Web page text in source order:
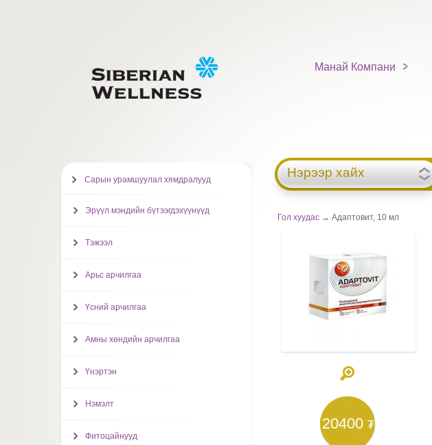
Манай Компани
Нэрээр хайх
Гол хуудас → Адаптовит, 10 мл
20400₮
Сарын урамшуулал хямдралууд
Эрүүл мэндийн бүтээгдэхүүнүүд
Тэжээл
Арьс арчилгаа
Үсний арчилгаа
Амны хөндийн арчилгаа
Үнэртэн
Нэмэлт
Фитоцайнууд